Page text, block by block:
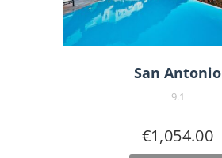
San Antonio
9.1
€1,054.00